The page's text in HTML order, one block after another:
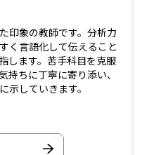
印象の教師です。分析力
く言語化して伝えること
します。苦手科目を克服
持ちに丁寧に寄り添い、
示していきます。